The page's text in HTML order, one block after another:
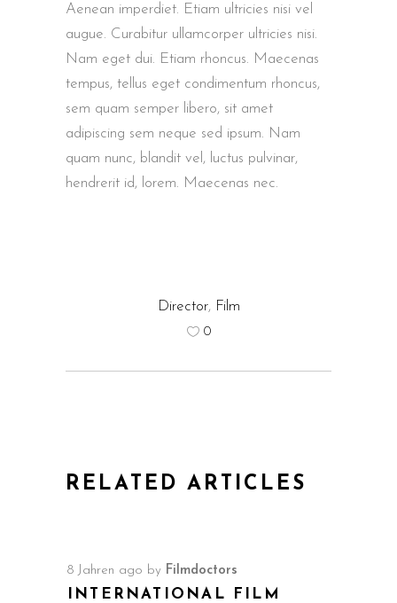
Aenean imperdiet. Etiam ultricies nisi vel
augue. Curabitur ullamcorper ultricies nisi.
Nam eget dui. Etiam rhoncus. Maecenas
tempus, tellus eget condimentum rhoncus,
sem quam semper libero, sit amet
adipiscing sem neque sed ipsum. Nam
quam nunc, blandit vel, luctus pulvinar,
hendrerit id, lorem. Maecenas nec.
Director, Film
0
RELATED ARTICLES
8 Jahren ago by Filmdoctors
INTERNATIONAL FILM